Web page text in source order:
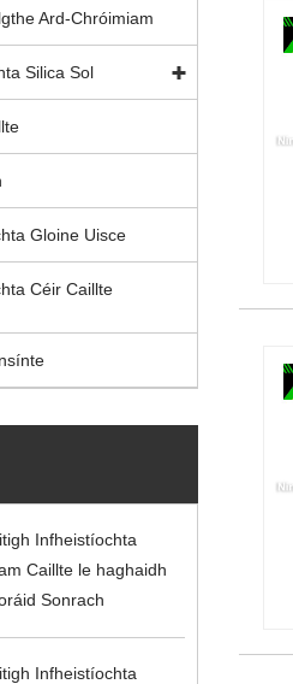
Ard-Chróimiam
Silica Sol
Gloine Uisce
Céir Caillte
Infheistíochta
Caillte le haghaidh
Sonrach
Infheistíochta